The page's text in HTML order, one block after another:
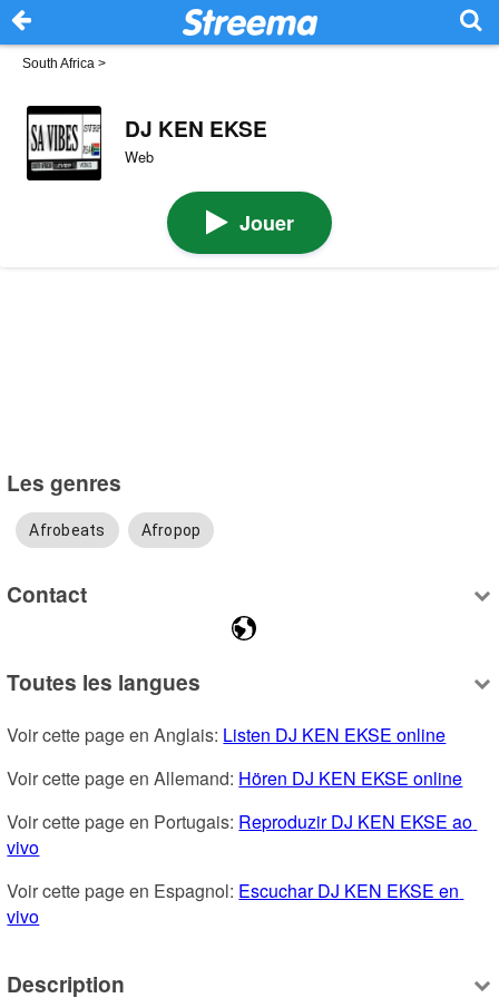
South Africa >
DJ KEN EKSE
Web
Jouer
Les genres
Afrobeats Afropop
Contact
Toutes les langues
Voir cette page en Anglais: Listen DJ KEN EKSE online
Voir cette page en Allemand: Hören DJ KEN EKSE online
Voir cette page en Portugais: Reproduzir DJ KEN EKSE ao
vivo
Voir cette page en Espagnol: Escuchar DJ KEN EKSE en
vivo
Description